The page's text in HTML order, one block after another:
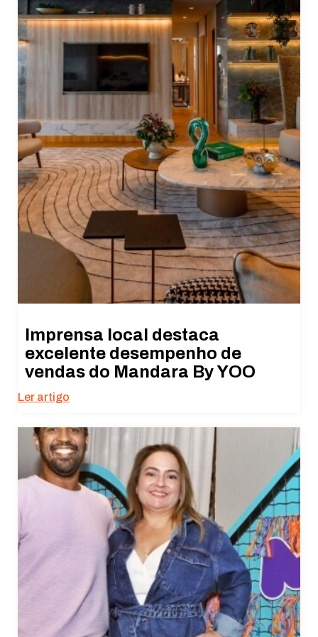
Imprensa local destaca
excelente desempenho de
vendas do Mandara By YOO
Ler artigo
Necessário
Esses cookies
não são
opcionais. São
necessários
para o
funcionamento
do site.